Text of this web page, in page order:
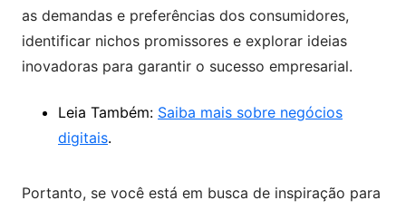
as demandas e preferências dos consumidores,
identificar nichos promissores e explorar ideias
inovadoras para garantir o sucesso empresarial.
Leia Também: Saiba mais sobre negócios
digitais.
Portanto, se você está em busca de inspiração para